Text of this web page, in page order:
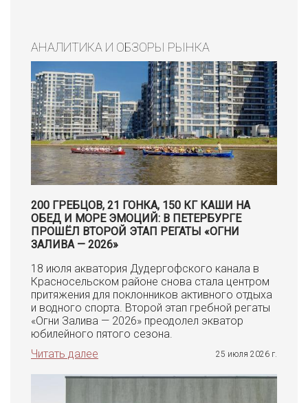
АНАЛИТИКА И ОБЗОРЫ РЫНКА
200 ГРЕБЦОВ, 21 ГОНКА, 150 КГ КАШИ НА
ОБЕД И МОРЕ ЭМОЦИЙ: В ПЕТЕРБУРГЕ
ПРОШЁЛ ВТОРОЙ ЭТАП РЕГАТЫ «ОГНИ
ЗАЛИВА — 2026»
18 июля акватория Дудергофского канала в
Красносельском районе снова стала центром
притяжения для поклонников активного отдыха
и водного спорта. Второй этап гребной регаты
«Огни Залива — 2026» преодолел экватор
юбилейного пятого сезона.
Читать далее
25 июля 2026 г.